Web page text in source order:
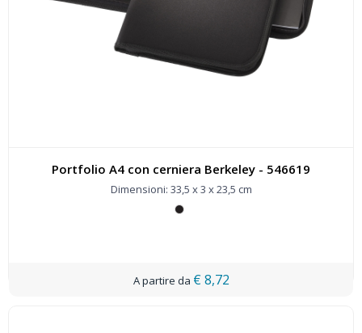
Portfolio A4 con cerniera Berkeley - 546619
Dimensioni: 33,5 x 3 x 23,5 cm
€ 8,72